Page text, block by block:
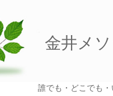
金井メ
誰でも・どこでも・